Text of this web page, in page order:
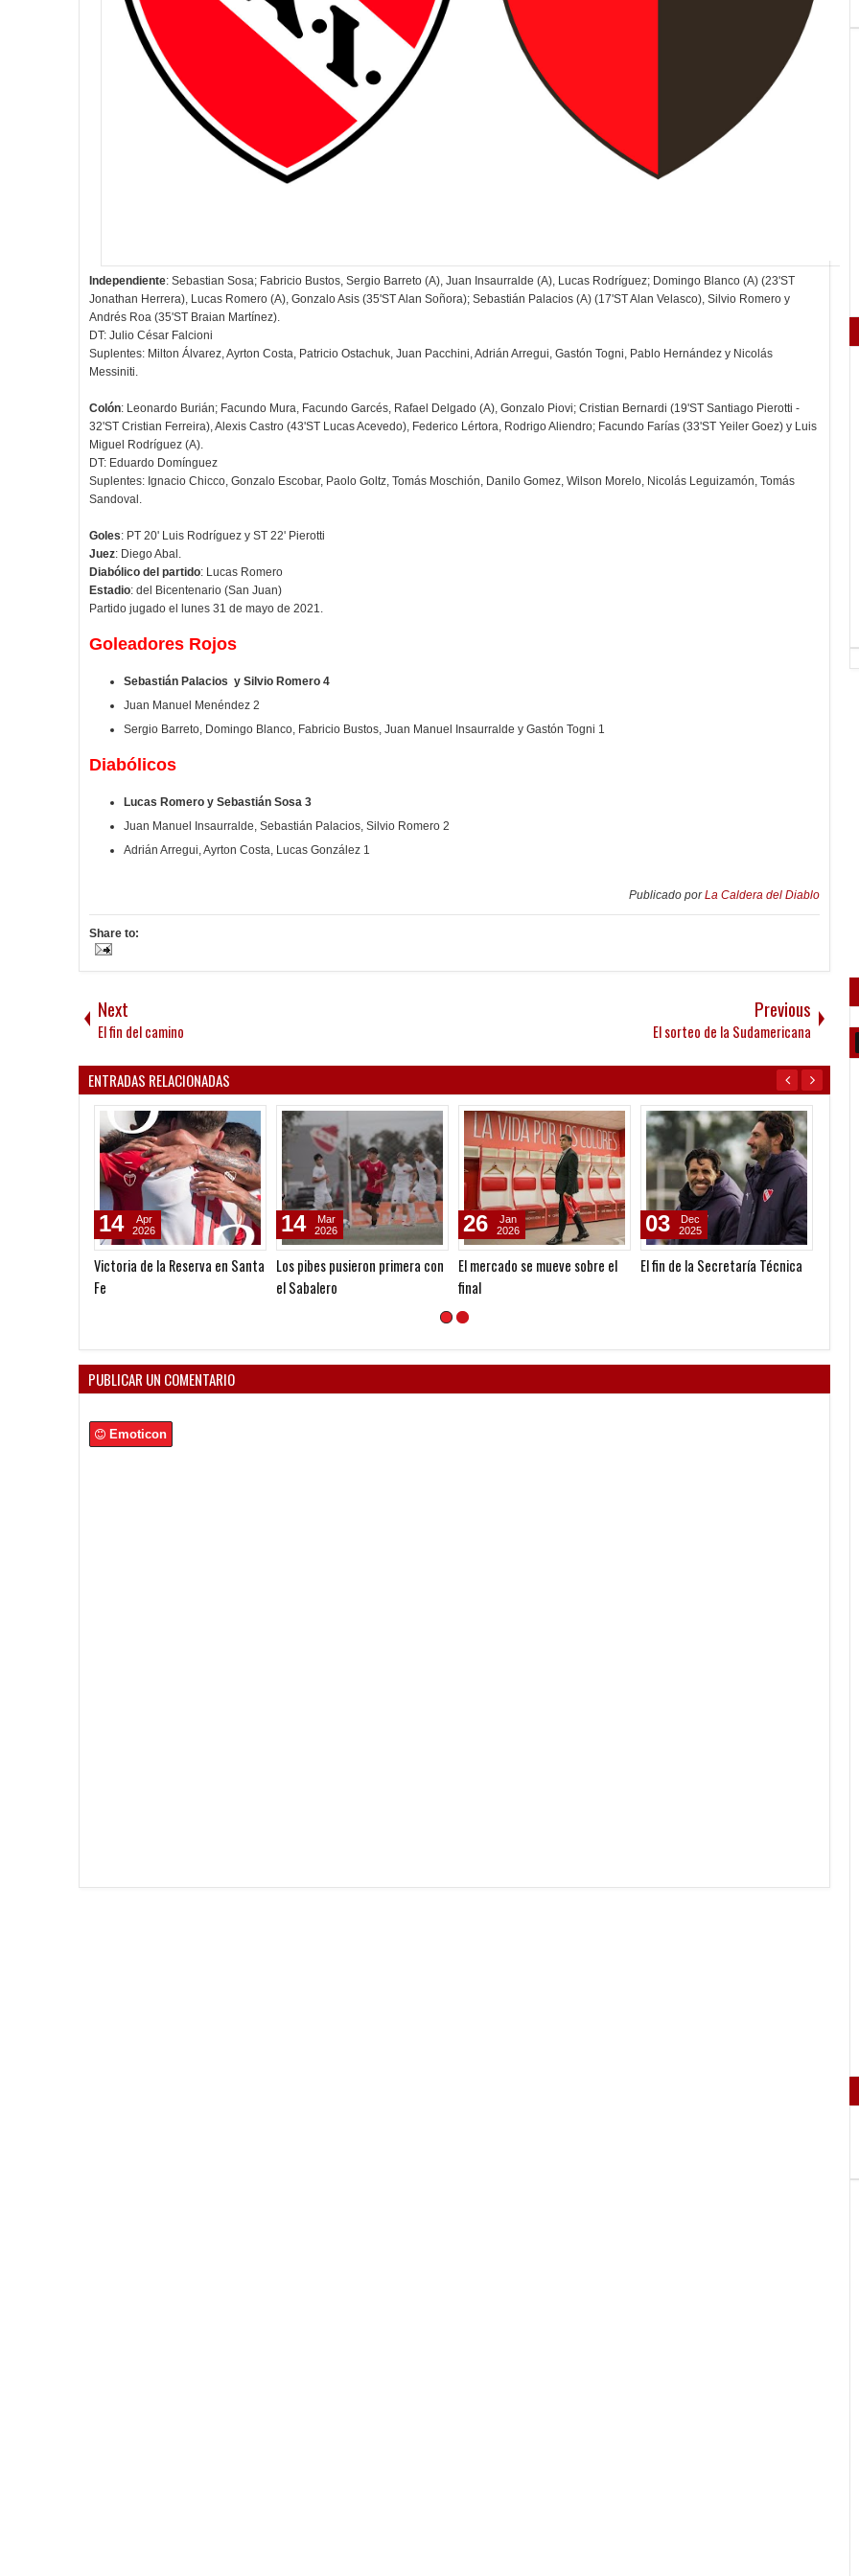
Independiente: Sebastian Sosa; Fabricio Bustos, Sergio Barreto (A), Juan Insaurralde (A), Lucas Rodríguez; Domingo Blanco (A) (23'ST
Jonathan Herrera), Lucas Romero (A), Gonzalo Asis (35'ST Alan Soñora); Sebastián Palacios (A) (17'ST Alan Velasco), Silvio Romero y
Andrés Roa (35'ST Braian Martínez).
DT: Julio César Falcioni
Suplentes: Milton Álvarez, Ayrton Costa, Patricio Ostachuk, Juan Pacchini, Adrián Arregui, Gastón Togni, Pablo Hernández y Nicolás
Messiniti.
Colón: Leonardo Burián; Facundo Mura, Facundo Garcés, Rafael Delgado (A), Gonzalo Piovi; Cristian Bernardi (19'ST Santiago Pierotti -
32'ST Cristian Ferreira), Alexis Castro (43'ST Lucas Acevedo), Federico Lértora, Rodrigo Aliendro; Facundo Farías (33'ST Yeiler Goez) y Luis
Miguel Rodríguez (A).
DT: Eduardo Domínguez
Suplentes: Ignacio Chicco, Gonzalo Escobar, Paolo Goltz, Tomás Moschión, Danilo Gomez, Wilson Morelo, Nicolás Leguizamón, Tomás
Sandoval.
Goles: PT 20' Luis Rodríguez y ST 22' Pierotti
Juez: Diego Abal.
Diabólico del partido: Lucas Romero
Estadio: del Bicentenario (San Juan)
Partido jugado el lunes 31 de mayo de 2021.
Goleadores Rojos
Sebastián Palacios y Silvio Romero 4
Juan Manuel Menéndez 2
Sergio Barreto, Domingo Blanco, Fabricio Bustos, Juan Manuel Insaurralde y Gastón Togni 1
Diabólicos
Lucas Romero y Sebastián Sosa 3
Juan Manuel Insaurralde, Sebastián Palacios, Silvio Romero 2
Adrián Arregui, Ayrton Costa, Lucas González 1
Publicado porLa Caldera del Diablo
Share to:
Next
El fin del camino
Previous
El sorteo de la Sudamericana
ENTRADAS RELACIONADAS
Victoria de la Reserva en Santa
Fe
14
Apr
2026
Los pibes pusieron primera con
el Sabalero
14
Mar
2026
El mercado se mueve sobre el
final
26
Jan
2026
El fin de la Secretaría Técnica
03
Dec
2025
ante
PUBLICAR UN COMENTARIO
Emoticon